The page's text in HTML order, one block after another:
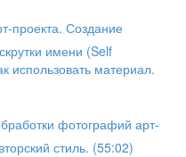
проекта. Создание
имени (Self
использовать материал.
фотографий арт-
стиль. (55:02)